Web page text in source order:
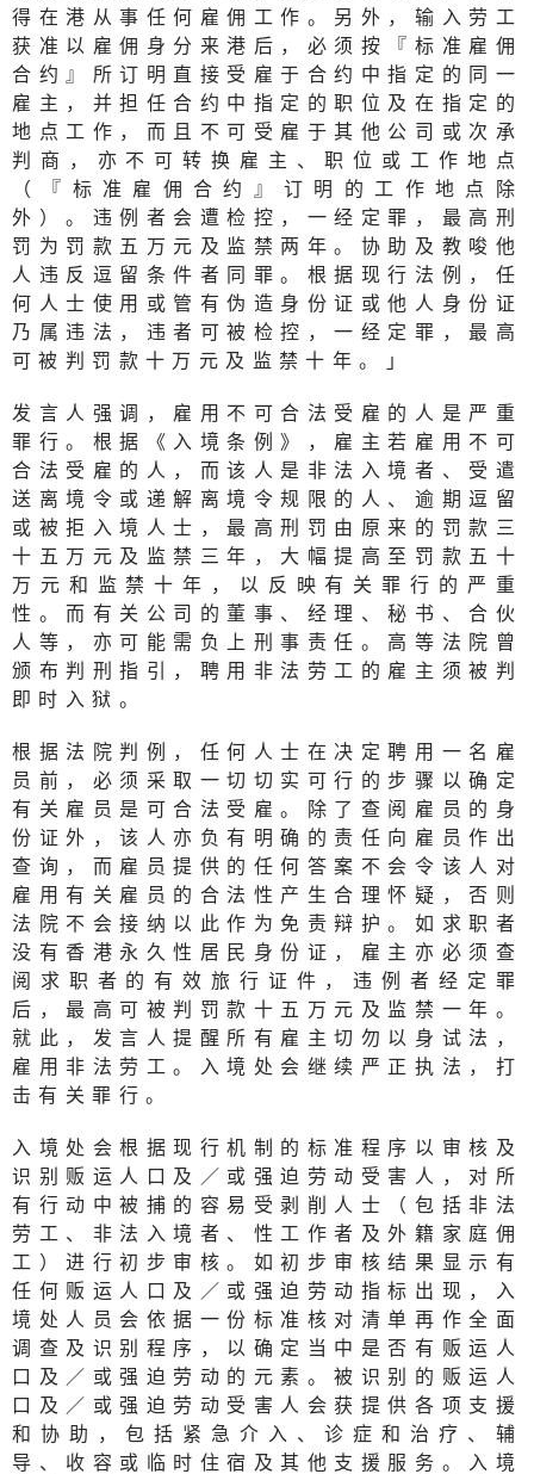
得在港从事任何雇佣工作。另外，输入劳工
获准以雇佣身分来港后，必须按『标准雇佣
合约』所订明直接受雇于合约中指定的同一
雇主，并担任合约中指定的职位及在指定的
地点工作，而且不可受雇于其他公司或次承
判商，亦不可转换雇主、职位或工作地点
（『标准雇佣合约』订明的工作地点除
外）。违例者会遭检控，一经定罪，最高刑
罚为罚款五万元及监禁两年。协助及教唆他
人违反逗留条件者同罪。根据现行法例，任
何人士使用或管有伪造身份证或他人身份证
乃属违法，违者可被检控，一经定罪，最高
可被判罚款十万元及监禁十年。」
发言人强调，雇用不可合法受雇的人是严重
罪行。根据《入境条例》，雇主若雇用不可
合法受雇的人，而该人是非法入境者、受遣
送离境令或递解离境令规限的人、逾期逗留
或被拒入境人士，最高刑罚由原来的罚款三
十五万元及监禁三年，大幅提高至罚款五十
万元和监禁十年，以反映有关罪行的严重
性。而有关公司的董事、经理、秘书、合伙
人等，亦可能需负上刑事责任。高等法院曾
颁布判刑指引，聘用非法劳工的雇主须被判
即时入狱。
根据法院判例，任何人士在决定聘用一名雇
员前，必须采取一切切实可行的步骤以确定
有关雇员是可合法受雇。除了查阅雇员的身
份证外，该人亦负有明确的责任向雇员作出
查询，而雇员提供的任何答案不会令该人对
雇用有关雇员的合法性产生合理怀疑，否则
法院不会接纳以此作为免责辩护。如求职者
没有香港永久性居民身份证，雇主亦必须查
阅求职者的有效旅行证件，违例者经定罪
后，最高可被判罚款十五万元及监禁一年。
就此，发言人提醒所有雇主切勿以身试法，
雇用非法劳工。入境处会继续严正执法，打
击有关罪行。
入境处会根据现行机制的标准程序以审核及
识别贩运人口及／或强迫劳动受害人，对所
有行动中被捕的容易受剥削人士（包括非法
劳工、非法入境者、性工作者及外籍家庭佣
工）进行初步审核。如初步审核结果显示有
任何贩运人口及／或强迫劳动指标出现，入
境处人员会依据一份标准核对清单再作全面
调查及识别程序，以确定当中是否有贩运人
口及／或强迫劳动的元素。被识别的贩运人
口及／或强迫劳动受害人会获提供各项支援
和协助，包括紧急介入、诊症和治疗、辅
导、收容或临时住宿及其他支援服务。入境